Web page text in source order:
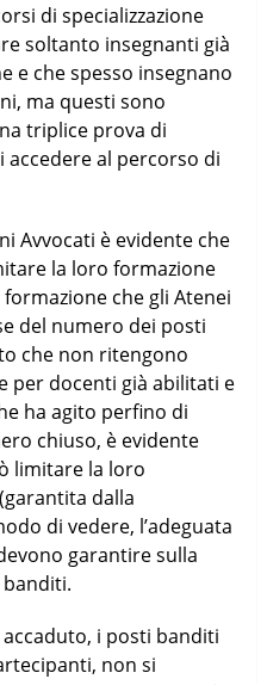
di specializzazione
soltanto insegnanti già
e che spesso insegnano
ma questi sono
triplice prova di
al percorso di
Avvocati è evidente che
la loro formazione
che gli Atenei
del numero dei posti
che non ritengono
per docenti già abilitati e
ha agito perfino di
chiuso, è evidente
limitare la loro
dalla
di vedere, l’adeguata
garantire sulla
accaduto, i posti banditi
non si